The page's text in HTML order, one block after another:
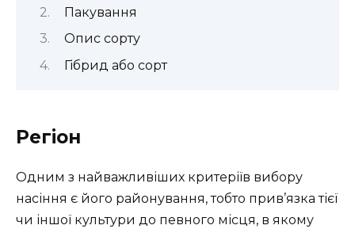
Пакування
Опис сорту
Гібрид або сорт
Регіон
Одним з найважливіших критеріїв вибору
насіння є його районування, тобто прив’язка тієї
чи іншої культури до певного місця, в якому